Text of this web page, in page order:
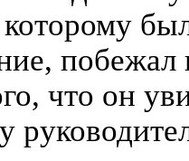
которому
побежал
что он